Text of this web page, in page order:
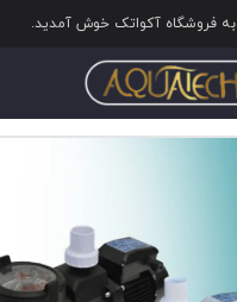
به فروشگاه آکواتک خوش آمدید.